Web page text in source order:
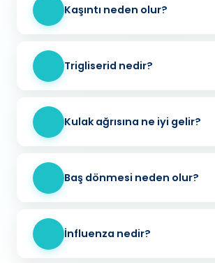
Kaşıntı neden olur?
Trigliserid nedir?
Kulak ağrısına ne iyi gelir?
Baş dönmesi neden olur?
İnfluenza nedir?